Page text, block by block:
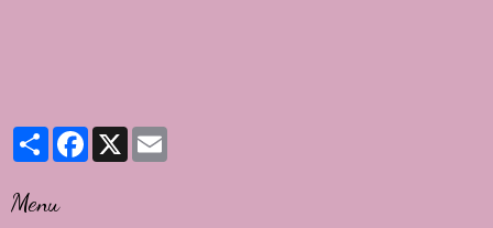
PartagerFacebook
X
Menu